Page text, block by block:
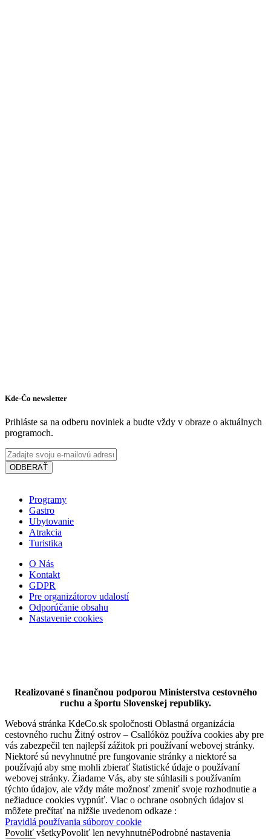
Kde-Čo newsletter
Prihláste sa na odberu noviniek a budte vždy v obraze o aktuálnych
programoch.
ODBERAŤ
Programy
Gastro
Ubytovanie
Atrakcia
Turistika
O Nás
Kontakt
GDPR
Pre organizátorov udalostí
Odporúčanie obsahu
Nastavenie cookies
Realizované s finančnou podporou Ministerstva cestovného
ruchu a športu Slovenskej republiky.
Webová stránka KdeCo.sk spoločnosti Oblastná organizácia
cestovného ruchu Žitný ostrov – Csallóköz používa cookies aby pre
vás zabezpečil ten najlepší zážitok pri používaní webovej stránky.
Niektoré sú nevyhnutné pre fungovanie stránky a niektoré sa
používajú aby sme mohli zbierať štatistické údaje o používaní
webovej stránky. Žiadame Vás, aby ste súhlasili s používaním
týchto údajov, ale vždy máte možnosť zmeniť svoje rozhodnutie a
nežiaduce cookies vypnúť. Viac o ochrane osobných údajov si
môžete prečítať na nižšie uvedenom odkaze :
Pravidlá používania súborov cookie
Povoliť všetkyPovoliť len nevyhnutnéPodrobné nastavenia